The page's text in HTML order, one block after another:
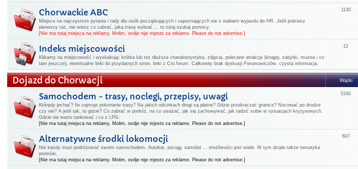
Chorwackie ABC
Miejsce na najczęstsze pytania i rady dla osób początkujących i zapoznających sie z realiami wyjazdu do HR. Jeśli jedziesz
pierwszy raz, nie wiesz co zabrać, jaką trasę wybrać ... to tutaj szukaj pomocy.
[Nie ma tutaj miejsca na reklamy. Molim, ovdje nije mjesto za reklame. Please do not advertise.]
1130
Indeks miejscowości
Klikamy na miejscowość i wyskakują: krótka lub też dłuższa charakterystyka, zdjęcia, polecane atrakcje (knajpy, zabytki, muzea i co
tam jeszcze), ewentualne linki do przydatnych stron, linki z Cro.forum. Całkowity brak dyskusji Forumowiczów, czysta informacja.
12
Dojazd do Chorwacji Wątki
Samochodem - trasy, noclegi, przepisy, uwagi
Którędy jechać? Ile zajmuje pokonanie trasy? Na jakich odcinkach drogi są płatne? Gdzie przekraczać granice? Nocować po drodze
czy nie? A jeśli tak, to gdzie? Co zabrać w podróż, na co uważać, jak się zachowywać, jak radzić sobie w sytuacjach kryzysowych.
Gdzie nie warto tankować i co z LPG.
[Nie ma tutaj miejsca na reklamy. Molim, ovdje nije mjesto za reklame. Please do not advertise.]
5340
Alternatywne środki lokomocji
Nie każdy musi podróżować swoim samochodem. Autokar, pociąg, samolot ... możliwości jest wiele. W tym dziale także tematyka
promów.
[Nie ma tutaj miejsca na reklamy. Molim, ovdje nije mjesto za reklame. Please do not advertise.]
607